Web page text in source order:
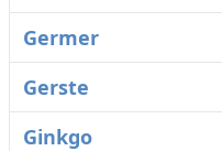
Germer
Gerste
Ginkgo